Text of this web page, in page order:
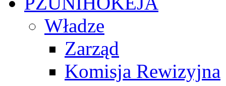
Władze
Zarząd
Komisja Rewizyjna